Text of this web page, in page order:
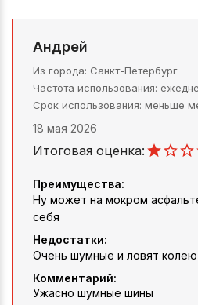
Андрей
Из города Санкт-Петербург
Частота использования
Срок использования меньше
18 мая 2026
Итоговая оценка:
Преимущества:
Ну может на мокром
себя
Недостатки:
Очень шумные и ловят колею
Комментарий:
Ужасно шумные шины